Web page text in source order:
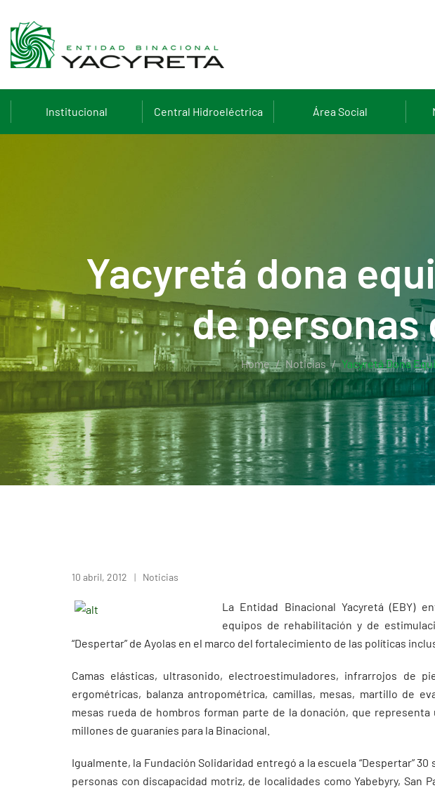
Institucional Central Hidroeléctrica Área Social
Yacyretá dona
de personas
Home Noticias Yacyretá Dona
10 abril, 2012 Noticias
La Entidad Binacional Yacyretá (EBY)
equipos de rehabilitación y de
“Despertar” de Ayolas en el marco del fortalecimiento de las políticas
Camas elásticas, ultrasonido, electroestimuladores, infrarrojos de
ergométricas, balanza antropométrica, camillas, mesas, martillo de
mesas rueda de hombros forman parte de la donación, que representa
millones de guaraníes para la Binacional.
Igualmente, la Fundación Solidaridad entregó a la escuela “Despertar”
personas con discapacidad motriz, de localidades como Yabebyry, San